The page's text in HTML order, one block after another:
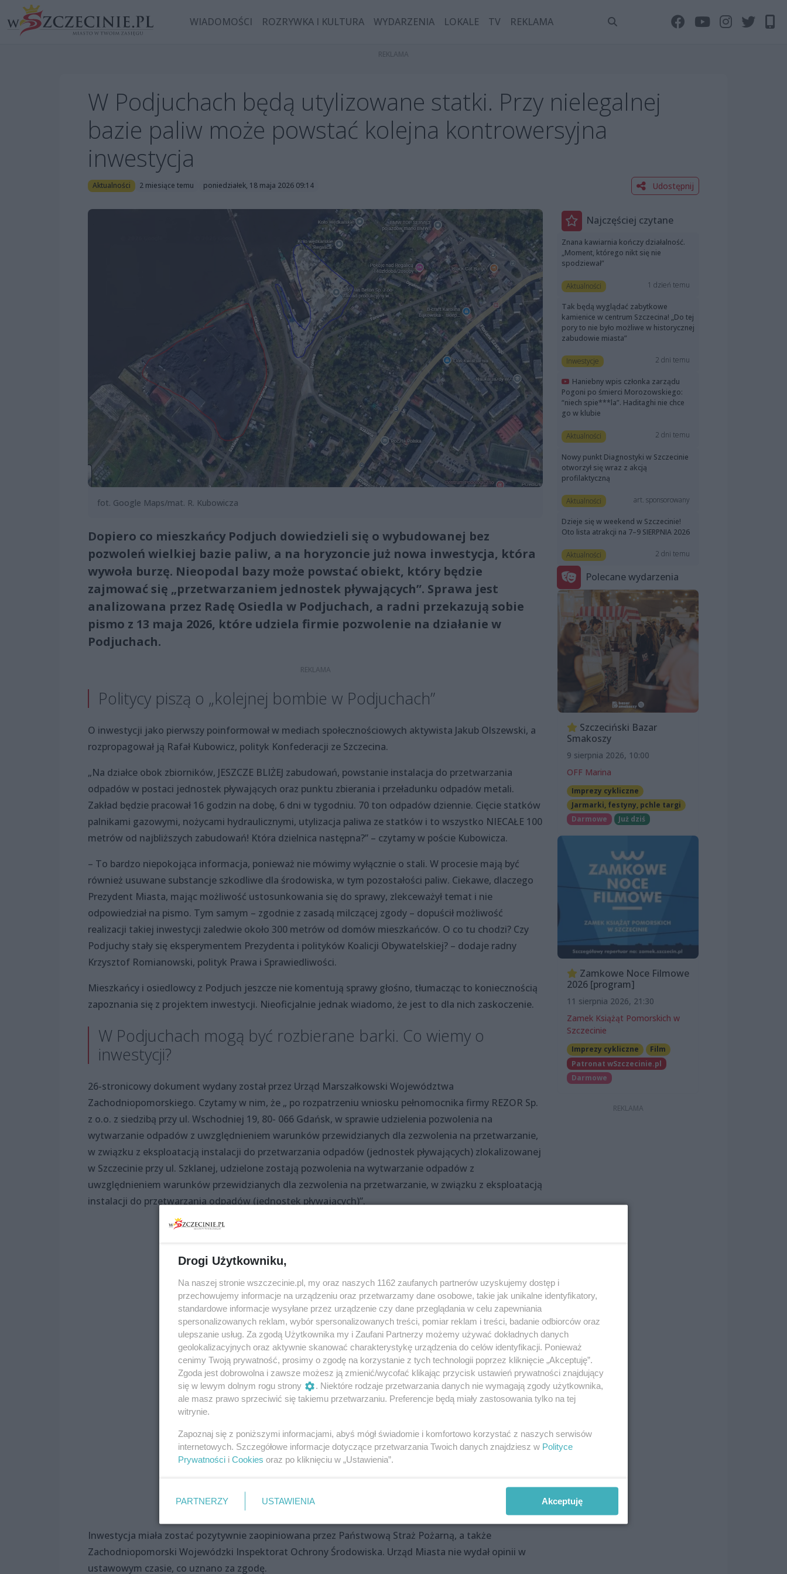
WIADOMOŚCI ROZRYWKA I KULTURA WYDARZENIA LOKALE TV REKLAMA
W Podjuchach będą utylizowane statki. Przy nielegalnej
bazie paliw może powstać kolejna kontrowersyjna
inwestycja
Aktualności 2 miesiące temu poniedziałek, 18 maja 2026 09:14 Udostępnij
fot. Google Maps/mat. R. Kubowicza
Dopiero co mieszkańcy Podjuch dowiedzieli się o wybudowanej bez
pozwoleń wielkiej bazie paliw, a na horyzoncie już nowa inwestycja, która
wywoła burzę. Nieopodal bazy może powstać obiekt, który będzie
zajmować się „przetwarzaniem jednostek pływających”. Sprawa jest
analizowana przez Radę Osiedla w Podjuchach, a radni przekazują sobie
pismo z 13 maja 2026, które udziela firmie pozwolenie na działanie w
Podjuchach.
Politycy piszą o „kolejnej bombie w Podjuchach”
O inwestycji jako pierwszy poinformował w mediach społecznościowych aktywista Jakub Olszewski, a
rozpropagował ją Rafał Kubowicz, polityk Konfederacji ze Szczecina.
„Na działce obok zbiorników, JESZCZE BLIŻEJ zabudowań, powstanie instalacja do przetwarzania
odpadów w postaci jednostek pływających oraz punktu zbierania i przeładunku odpadów metali.
Zakład będzie pracował 16 godzin na dobę, 6 dni w tygodniu. 70 ton odpadów dziennie. Cięcie statków
palnikami gazowymi, nożycami hydraulicznymi, utylizacja paliwa ze statków i to wszystko NIECAŁE 100
metrów od najbliższych zabudowań! Która dzielnica następna?” – czytamy w poście Kubowicza.
– To bardzo niepokojąca informacja, ponieważ nie mówimy wyłącznie o stali. W procesie mają być
również usuwane substancje szkodliwe dla środowiska, w tym pozostałości paliw. Ciekawe, dlaczego
Prezydent Miasta, mając możliwość ustosunkowania się do sprawy, zlekceważył temat i nie
odpowiedział na pismo. Tym samym – zgodnie z zasadą milczącej zgody – dopuścił możliwość
realizacji takiej inwestycji zaledwie około 300 metrów od domów mieszkańców. O co tu chodzi? Czy
Podjuchy stały się eksperymentem Prezydenta i polityków Koalicji Obywatelskiej? – dodaje radny
Krzysztof Romianowski, polityk Prawa i Sprawiedliwości.
Mieszkańcy i osiedlowcy z Podjuch jeszcze nie komentują sprawy głośno, tłumacząc to koniecznością
zapoznania się z projektem inwestycji. Nieoficjalnie jednak wiadomo, że jest to dla nich zaskoczenie.
W Podjuchach mogą być rozbierane barki. Co wiemy o
inwestycji?
26-stronicowy dokument wydany został przez Urząd Marszałkowski Województwa
Zachodniopomorskiego. Czytamy w nim, że „ po rozpatrzeniu wniosku pełnomocnika firmy REZOR Sp.
z o.o. z siedzibą przy ul. Wschodniej 19, 80- 066 Gdańsk, w sprawie udzielenia pozwolenia na
wytwarzanie odpadów z uwzględnieniem warunków przewidzianych dla zezwolenia na przetwarzanie,
w związku z eksploatacją instalacji do przetwarzania odpadów (jednostek pływających) zlokalizowanej
w Szczecinie przy ul. Szklanej, udzielone zostają pozwolenia na wytwarzanie odpadów z
uwzględnieniem warunków przewidzianych dla zezwolenia na przetwarzanie, w związku z eksploatacją
instalacji do przetwarzania odpadów (jednostek pływających)”.
Inwestycja miała zostać pozytywnie zaopiniowana przez Państwową Straż Pożarną, a także
Zachodniopomorski Wojewódzki Inspektorat Ochrony Środowiska. Urząd Miasta nie wydał opinii w
ustawowym czasie, co uznano za zgodę.
Najczęściej czytane
Znana kawiarnia kończy działalność.
„Moment, którego nikt się nie
spodziewał”
Aktualności 1 dzień temu
Tak będą wyglądać zabytkowe
kamienice w centrum Szczecina! „Do tej
pory to nie było możliwe w historycznej
zabudowie miasta”
Inwestycje 2 dni temu
Haniebny wpis członka zarządu
Pogoni po śmierci Morozowskiego:
“niech spie***la”. Haditaghi nie chce
go w klubie
Aktualności 2 dni temu
Nowy punkt Diagnostyki w Szczecinie
otworzył się wraz z akcją
profilaktyczną
Aktualności art. sponsorowany
Dzieje się w weekend w Szczecinie!
Oto lista atrakcji na 7–9 SIERPNIA 2026
Aktualności 2 dni temu
Polecane wydarzenia
Szczeciński Bazar
Smakoszy
9 sierpnia 2026, 10:00
OFF Marina
Imprezy cykliczne
Jarmarki, festyny, pchle targi
Darmowe
Już dziś
Zamkowe Noce Filmowe
2026 [program]
11 sierpnia 2026, 21:30
Zamek Książąt Pomorskich w
Szczecinie
Imprezy cykliczne
Film
Patronat wSzczecinie.pl
Darmowe
Drogi Użytkowniku,
Na naszej stronie wszczecinie.pl, my oraz naszych 1162 zaufanych partnerów uzyskujemy dostęp i
przechowujemy informacje na urządzeniu oraz przetwarzamy dane osobowe, takie jak unikalne identyfikatory,
standardowe informacje wysyłane przez urządzenie czy dane przeglądania w celu zapewniania
spersonalizowanych reklam, wybór spersonalizowanych treści, pomiar reklam i treści, badanie odbiorców oraz
ulepszanie usług. Za zgodą Użytkownika my i Zaufani Partnerzy możemy używać dokładnych danych
geolokalizacyjnych oraz aktywnie skanować charakterystykę urządzenia do celów identyfikacji. Ponieważ
cenimy Twoją prywatność, prosimy o zgodę na korzystanie z tych technologii poprzez kliknięcie „Akceptuję”.
Zgoda jest dobrowolna i zawsze możesz ją zmienić/wycofać klikając przycisk ustawień prywatności znajdujący
się w lewym dolnym rogu strony
. Niektóre rodzaje przetwarzania danych nie wymagają zgody użytkownika,
ale masz prawo sprzeciwić się takiemu przetwarzaniu. Preferencje będą miały zastosowania tylko na tej
witrynie.
Zapoznaj się z poniższymi informacjami, abyś mógł świadomie i komfortowo korzystać z naszych serwisów
internetowych. Szczegółowe informacje dotyczące przetwarzania Twoich danych znajdziesz w Polityce
Prywatności i Cookies oraz po kliknięciu w „Ustawienia”.
PARTNERZY USTAWIENIA Akceptuję